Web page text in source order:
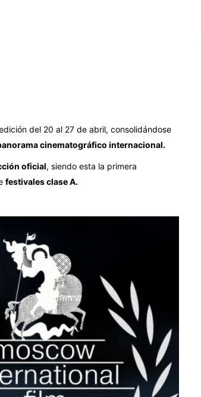
del 20 al 27 de abril, consolidándose
cinematográfico internacional.
oficial, siendo esta la primera
festivales clase A.